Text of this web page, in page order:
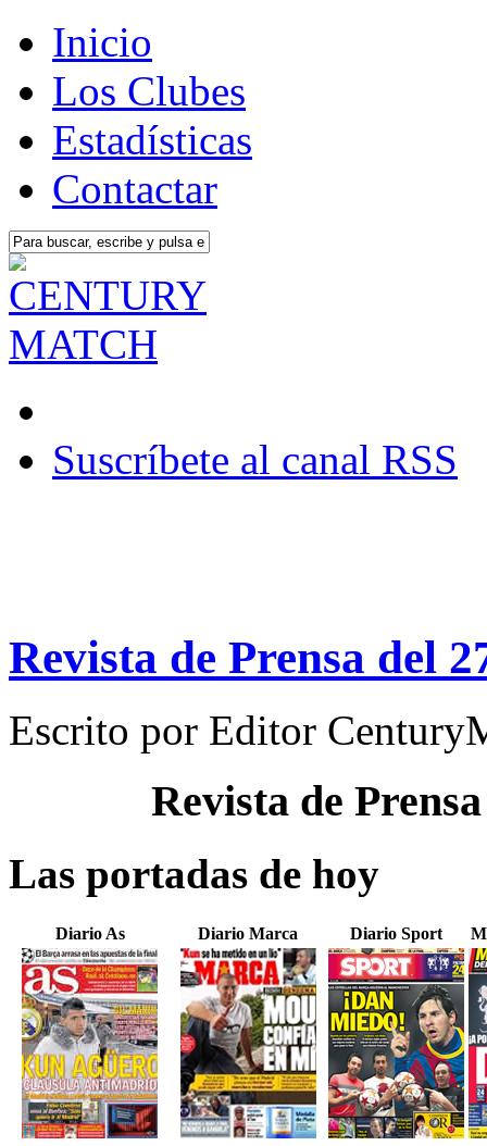
Inicio
Los Clubes
Estadísticas
Contactar
Suscríbete al canal RSS
Revista de Prensa del
Escrito por Editor
Revista de
Las portadas de hoy
Diario As Diario Marca Diario Sport